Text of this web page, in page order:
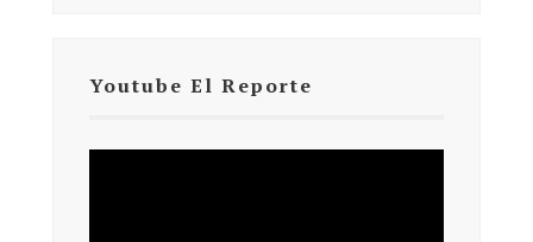
Youtube El Reporte